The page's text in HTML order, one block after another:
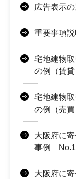
広告表示
重要事項
宅地建物
の例（賃貸
宅地建物
の例（売買
大阪府に
事例 No.1
大阪府に